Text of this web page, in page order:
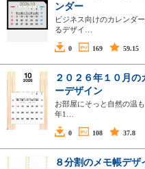
ンダー
ビジネス向けのカレンダ
るデザイ…
0 169 59.15
２０２６年１０月
ーデザイン
お部屋にそっと自然の温
年1…
0 108 37.8
８分割のメモ帳デ